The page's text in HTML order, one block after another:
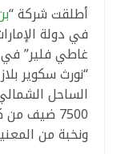
أطلقت شركة “
في دولة
غاطي فلير”
“نورث سكوير
الساحل
7500 ضيف
ونخبة من